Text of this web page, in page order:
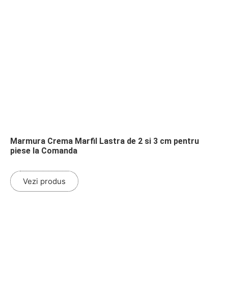
Marmura Crema Marfil Lastra de 2 si 3 cm pentru
piese la Comanda
Vezi produs